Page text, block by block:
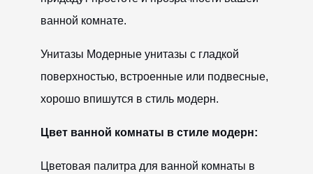
ванной комнате.
Унитазы Модерные унитазы с гладкой
поверхностью, встроенные или подвесные,
хорошо впишутся в стиль модерн.
Цвет ванной комнаты в стиле модерн:
Цветовая палитра для ванной комнаты в